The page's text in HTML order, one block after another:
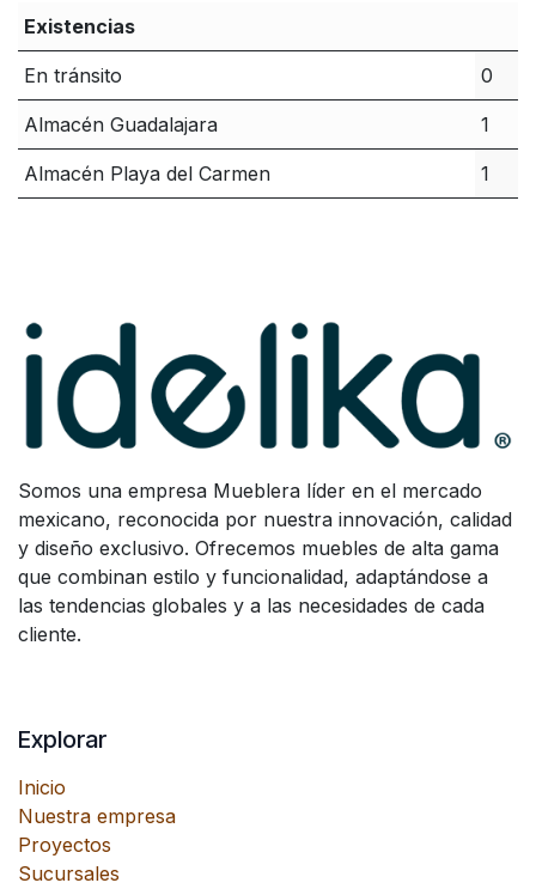
Existencias
En tránsito 0
Almacén Guadalajara 1
Almacén Playa del Carmen 1
Somos una empresa Mueblera líder en el mercado
mexicano, reconocida por nuestra innovación, calidad
y diseño exclusivo. Ofrecemos muebles de alta gama
que combinan estilo y funcionalidad, adaptándose a
las tendencias globales y a las necesidades de cada
cliente.
Explorar
Inicio
Nuestra empresa
Proyectos
Sucursales